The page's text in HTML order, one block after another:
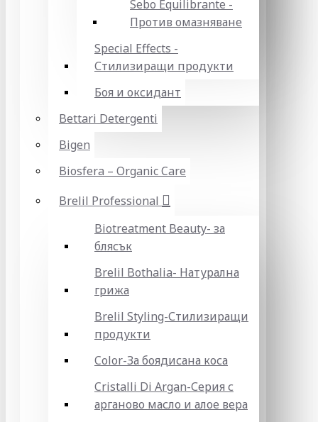
Sebo Equilibrante -
Против омазняване
Special Effects -
Стилизиращи продукти
Боя и оксидант
Bettari Detergenti
Bigen
Biosfera – Organic Care
Brelil Professional
Biotreatment Beauty- за
блясък
Brelil Bothalia- Натурална
грижа
Brelil Styling-Стилизиращи
продукти
Color-За боядисана коса
Cristalli Di Argan-Серия с
арганово масло и алое вера